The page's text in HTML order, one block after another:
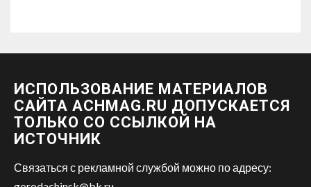
ИСПОЛЬЗОВАНИЕ МАТЕРИАЛОВ
САЙТА ACHMAG.RU ДОПУСКАЕТСЯ
ТОЛЬКО СО ССЫЛКОЙ НА
ИСТОЧНИК
Связаться с рекламной службой можно по адресу: